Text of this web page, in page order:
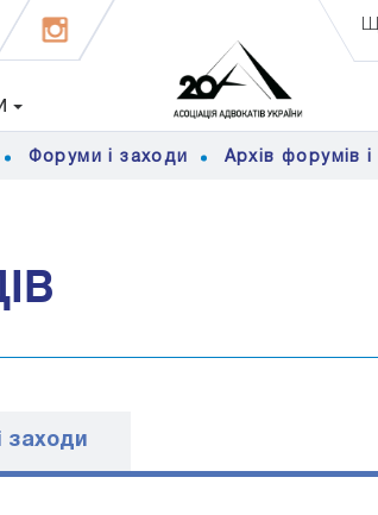
Форуми і заходи Архів форумів і
заходи